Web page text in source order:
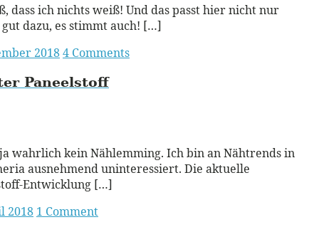
dass ich nichts weiß! Und das passt hier nicht nur
dazu, es stimmt auch! […]
20184 Comments
Paneelstoff
wahrlich kein Nählemming. Ich bin an Nähtrends in
ausnehmend uninteressiert. Die aktuelle
Entwicklung […]
2018 1 Comment